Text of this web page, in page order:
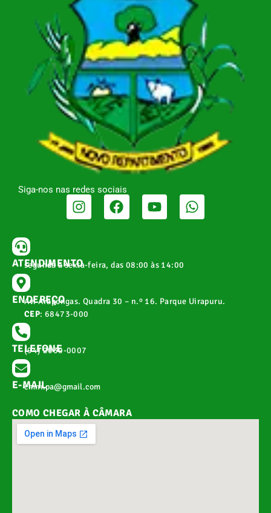
Siga-nos nas redes sociais
ATENDIMENTO
segunda a sexta-feira, das 08:00 às 14:00
ENDEREÇO
Av. Arapongas. Quadra 30 – n.º 16. Parque Uirapuru.
CEP: 68473-000
TELEFONE
(94) 2030-0007
E-MAIL
cmnr.pa@gmail.com
COMO CHEGAR À CÂMARA